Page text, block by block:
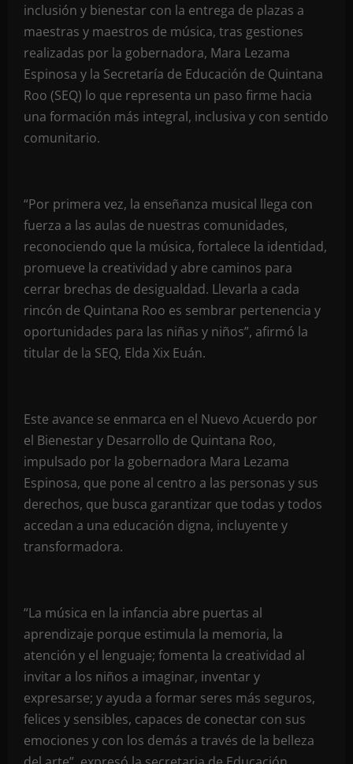
inclusión y bienestar con la entrega de plazas a
maestras y maestros de música, tras gestiones
realizadas por la gobernadora, Mara Lezama
Espinosa y la Secretaría de Educación de Quintana
Roo (SEQ) lo que representa un paso firme hacia
una formación más integral, inclusiva y con sentido
comunitario.
“Por primera vez, la enseñanza musical llega con
fuerza a las aulas de nuestras comunidades,
reconociendo que la música, fortalece la identidad,
promueve la creatividad y abre caminos para
cerrar brechas de desigualdad. Llevarla a cada
rincón de Quintana Roo es sembrar pertenencia y
oportunidades para las niñas y niños”, afirmó la
titular de la SEQ, Elda Xix Euán.
Este avance se enmarca en el Nuevo Acuerdo por
el Bienestar y Desarrollo de Quintana Roo,
impulsado por la gobernadora Mara Lezama
Espinosa, que pone al centro a las personas y sus
derechos, que busca garantizar que todas y todos
accedan a una educación digna, incluyente y
transformadora.
“La música en la infancia abre puertas al
aprendizaje porque estimula la memoria, la
atención y el lenguaje; fomenta la creatividad al
invitar a los niños a imaginar, inventar y
expresarse; y ayuda a formar seres más seguros,
felices y sensibles, capaces de conectar con sus
emociones y con los demás a través de la belleza